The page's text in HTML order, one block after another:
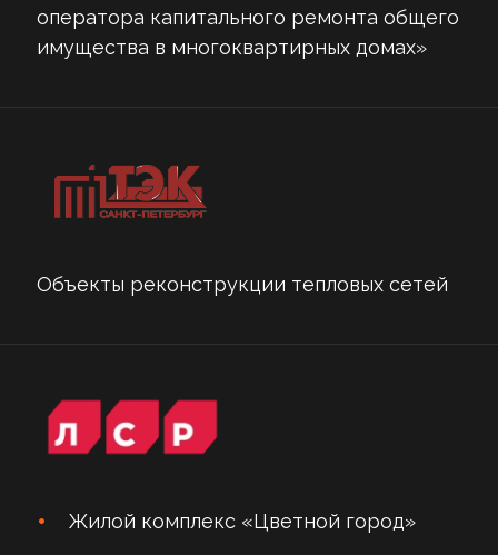
оператора капитального ремонта общего
имущества в многоквартирных домах»
Объекты реконструкции тепловых сетей
Жилой комплекс «Цветной город»